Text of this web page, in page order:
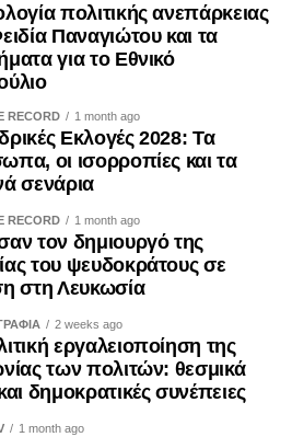
πολιτικής ανεπάρκειας
Παναγιώτου και τα
για το Εθνικό
RECORD 1 month ago
Εκλογές 2028: Τα
οι ισορροπίες και τα
σενάρια
RECORD 1 month ago
τον δημιουργό της
του ψευδοκράτους σε
στη Λευκωσία
2 weeks ago
εργαλειοποίηση της
των πολιτών: θεσμικά
δημοκρατικές συνέπειες
1 month ago